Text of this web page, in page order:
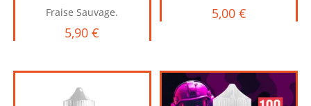
Fraise Sauvage.
5,90€
5,00 €